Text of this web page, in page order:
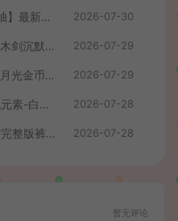
GGE2互通西游【神界天海西柚】最新整理Win系服务端+安卓苹果PC三端+内置GM工具+全套源码+详细搭建教程+视频教程 2026-07-30
RED三端引擎传奇手游【聚义木剑沉默高仿嘟嘟沉默】最新整理Win系服务端+安卓苹果PC三端+详细搭建教程 2026-07-29
战神引擎传奇手游【1.76怀旧月光金币版】最新整理Win系复古服务端+安卓苹果双端+GM授权物品后台+详细搭建教程 2026-07-29
战神引擎传奇手游【1.80野战元素-白猪7.2免授权】最新整理Win系特色服务端+安卓+GM授权物品后台+详细搭建教程 2026-07-28
战神引擎传奇手游【大唐冰雪完整版裤衩7.0免授权】最新整理Win系特色服务端+GM授权后台+安卓苹果双端+详细搭建教程 2026-07-28
暂无评论